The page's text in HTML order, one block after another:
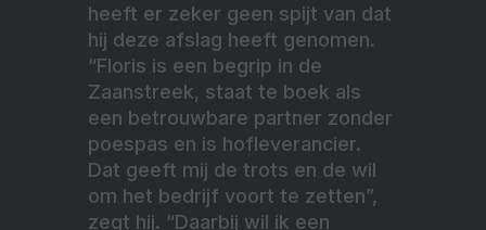
heeft er zeker geen spijt van dat
hij deze afslag heeft genomen.
“Floris is een begrip in de
Zaanstreek, staat te boek als
een betrouwbare partner zonder
poespas en is hofleverancier.
Dat geeft mij de trots en de wil
om het bedrijf voort te zetten”,
zegt hij. “Daarbij wil ik een